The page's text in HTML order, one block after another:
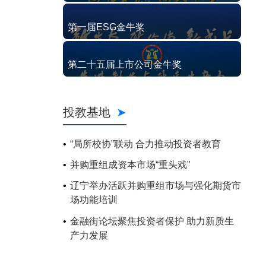
第一届ESG金牛奖
第二十五届上市公司金牛奖
投教基地
“局所校协”联动 合力推动投资者教育
并购重组成资本市场“重头戏”
辽宁举办活跃并购重组市场与强化期货市
场功能培训
金融街论坛聚焦投资者保护 助力新质生
产力发展